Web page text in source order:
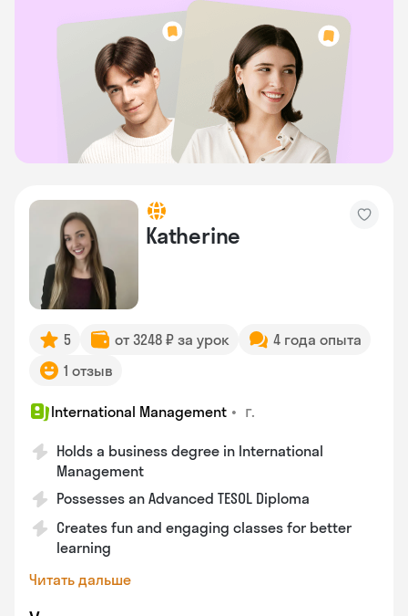
Katherine
5 от 3248 ₽ за урок
4 года опыта
1 отзыв
International Management • г.
Holds a business degree in International
Management
Possesses an Advanced TESOL Diploma
Creates fun and engaging classes for better
learning
Читать дальше